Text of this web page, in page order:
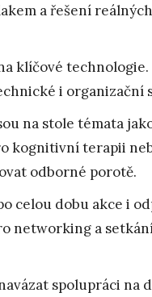
a řešení reálných
klíčové technologie.
i organizační
na stole témata
kognitivní terapii
odborné porotě.
celou dobu akce i
networking a
spolupráci na